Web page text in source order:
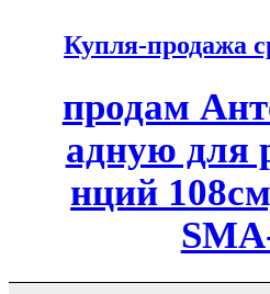
Купля-продажа
продам
адную для
нций